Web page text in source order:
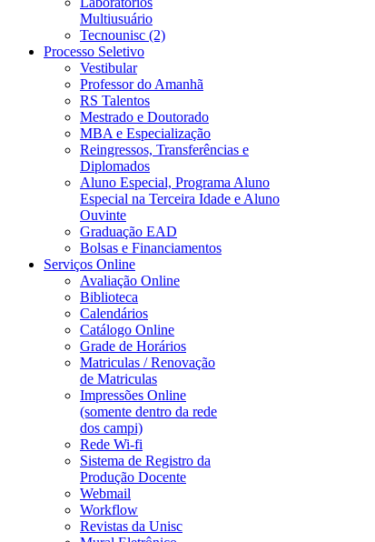
Multiusuário
Tecnounisc (2)
Processo Seletivo
Vestibular
Professor do Amanhã
RS Talentos
Mestrado e Doutorado
MBA e Especialização
Reingressos, Transferências e
Diplomados
Aluno Especial, Programa Aluno
Especial na Terceira Idade e Aluno
Ouvinte
Graduação EAD
Bolsas e Financiamentos
Serviços Online
Avaliação Online
Biblioteca
Calendários
Catálogo Online
Grade de Horários
Matriculas / Renovação
de Matriculas
Impressões Online
(somente dentro da rede
dos campi)
Rede Wi-fi
Sistema de Registro da
Produção Docente
Webmail
Workflow
Revistas da Unisc